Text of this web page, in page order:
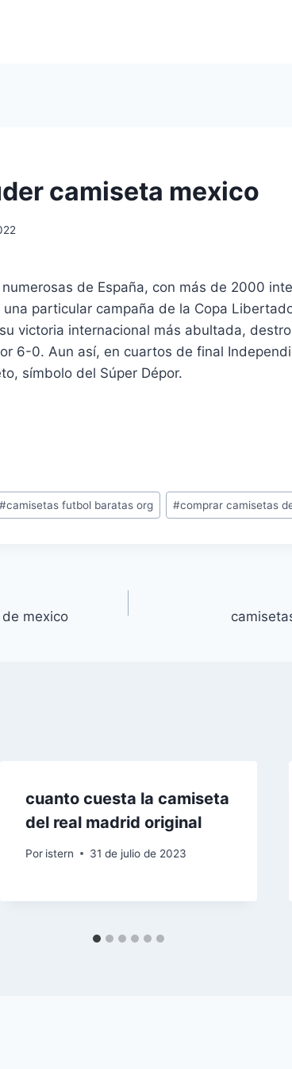
camiseta mexico
de España, con más de 2000
particular campaña de la Copa
victoria internacional más abultada,
6-0. Aun así, en cuartos de final
símbolo del Súper Dépor.
#camisetas futbol baratas org #comprar camisetas
mexico
cuanto cuesta la camiseta
del real madrid original
Por istern 31 de julio de 2023